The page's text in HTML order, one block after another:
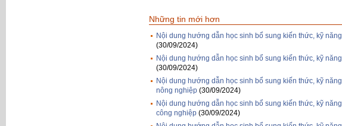
Những tin mới hơn
Nội dung hướng dẫn học sinh bổ sung kiến thức, kỹ
(30/09/2024)
Nội dung hướng dẫn học sinh bổ sung kiến thức, kỹ
(30/09/2024)
Nội dung hướng dẫn học sinh bổ sung kiến thức, kỹ
nông nghiệp (30/09/2024)
Nội dung hướng dẫn học sinh bổ sung kiến thức, kỹ
công nghiệp (30/09/2024)